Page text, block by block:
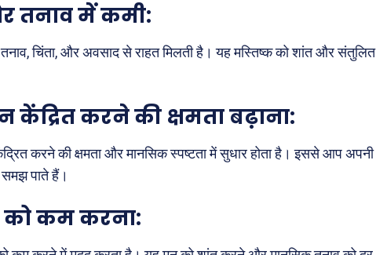
ख़बरें
छत्तीसगढ़
देश
पूरब विशेष
तनाव में कमी:
चिंता, और अवसाद से राहत मिलती है। यह मस्तिष्क को शांत और संतुलित
केंद्रित करने की क्षमता बढ़ाना:
करने की क्षमता और मानसिक स्पष्टता में सुधार होता है। इससे आप अपनी
पाते हैं।
को कम करना: